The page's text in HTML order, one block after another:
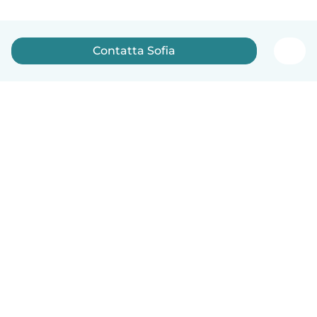
Contatta Sofia